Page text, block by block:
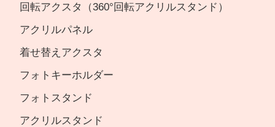
回転アクスタ（360°回転アクリルスタンド）
アクリルパネル
着せ替えアクスタ
フォトキーホルダー
フォトスタンド
アクリルスタンド